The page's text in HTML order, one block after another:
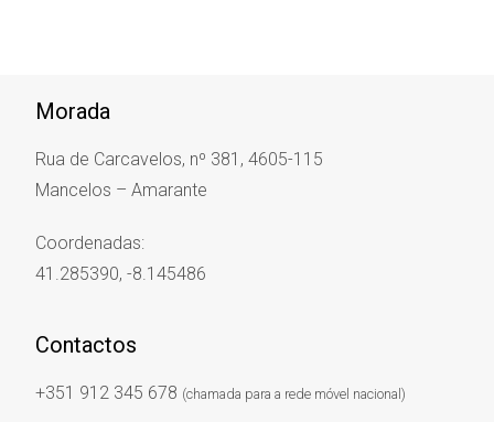
Morada
Rua de Carcavelos, nº 381, 4605-115
Mancelos – Amarante
Coordenadas:
41.285390, -8.145486
Contactos
+351 912 345 678 (chamada para a rede móvel nacional)